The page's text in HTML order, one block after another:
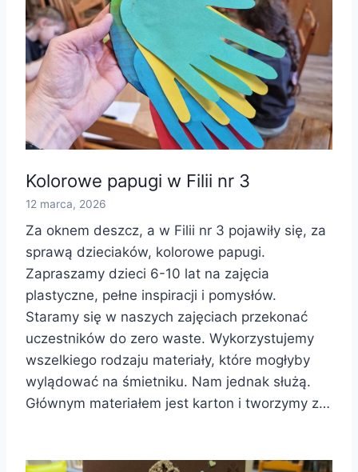
Kolorowe papugi w Filii nr 3
12 marca, 2026
Za oknem deszcz, a w Filii nr 3 pojawiły się, za
sprawą dzieciaków, kolorowe papugi.
Zapraszamy dzieci 6-10 lat na zajęcia
plastyczne, pełne inspiracji i pomysłów.
Staramy się w naszych zajęciach przekonać
uczestników do zero waste. Wykorzystujemy
wszelkiego rodzaju materiały, które mogłyby
wylądować na śmietniku. Nam jednak służą.
Głównym materiałem jest karton i tworzymy z…